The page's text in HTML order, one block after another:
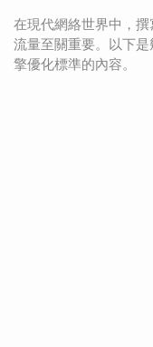
在現代網絡世界中，
流量至關重要。以下
擎優化標準的內容。